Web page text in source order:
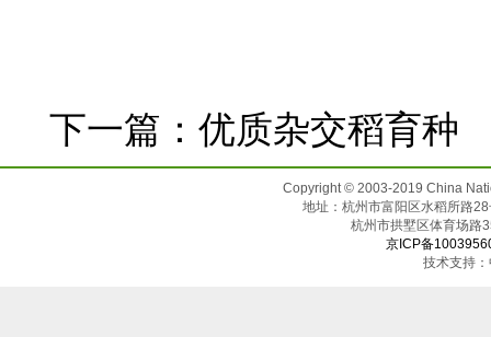
下一篇： 优质杂交稻育种
Copyright © 2003-2019 China
地址：杭州市富阳区水稻所路
杭州市拱墅区体
京ICP备
技术支持